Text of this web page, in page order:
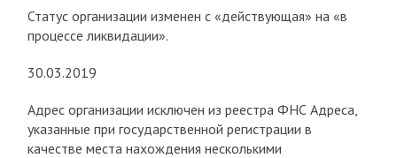
Статус организации изменен с «действующая» на «в
процессе ликвидации».
30.03.2019
Адрес организации исключен из реестра ФНС Адреса,
указанные при государственной регистрации в
качестве места нахождения несколькими